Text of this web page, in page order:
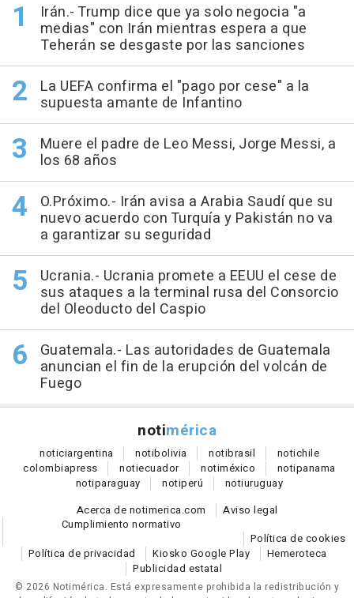
Irán.- Trump dice que ya solo negocia "a
medias" con Irán mientras espera a que
Teherán se desgaste por las sanciones
La UEFA confirma el "pago por cese" a la
supuesta amante de Infantino
Muere el padre de Leo Messi, Jorge Messi, a
los 68 años
O.Próximo.- Irán avisa a Arabia Saudí que su
nuevo acuerdo con Turquía y Pakistán no va
a garantizar su seguridad
Ucrania.- Ucrania promete a EEUU el cese de
sus ataques a la terminal rusa del Consorcio
del Oleoducto del Caspio
Guatemala.- Las autoridades de Guatemala
anuncian el fin de la erupción del volcán de
Fuego
notimérica
noticiargentina notibolivia notibrasil notichile
colombiapress notiecuador notiméxico notipanama
notiparaguay notiperú notiuruguay
Acerca de notimerica.com
Aviso legal
Cumplimiento normativo
Política de cookies
Política de privacidad
Kiosko Google Play
Hemeroteca
Publicidad estatal
© 2026 Notimérica. Está expresamente prohibida la redistribución y